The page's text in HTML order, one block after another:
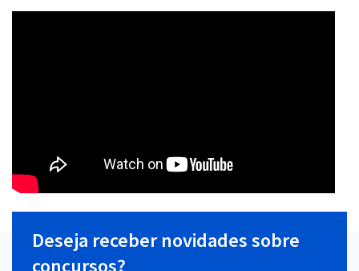
Deseja receber novidades sobre
concursos?